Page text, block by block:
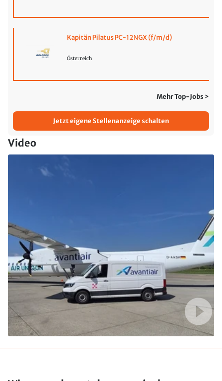
Kapitän Pilatus PC-12NGX (f/m/d)
Österreich
Mehr Top-Jobs >
Jetzt eigene Stellenanzeige schalten
Video